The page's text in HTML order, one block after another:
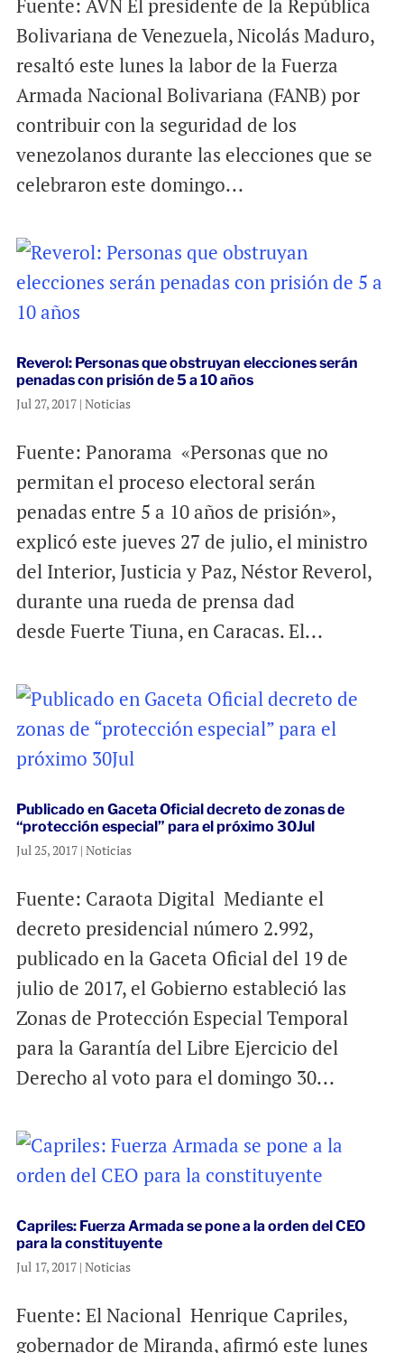
Fuente: AVN El presidente de la República
Bolivariana de Venezuela, Nicolás Maduro,
resaltó este lunes la labor de la Fuerza
Armada Nacional Bolivariana (FANB) por
contribuir con la seguridad de los
venezolanos durante las elecciones que se
celebraron este domingo...
Reverol: Personas que obstruyan elecciones serán
penadas con prisión de 5 a 10 años
Jul 27, 2017| Noticias
Fuente: Panorama «Personas que no
permitan el proceso electoral serán
penadas entre 5 a 10 años de prisión»,
explicó este jueves 27 de julio, el ministro
del Interior, Justicia y Paz, Néstor Reverol,
durante una rueda de prensa dad
desde Fuerte Tiuna, en Caracas. El...
Publicado en Gaceta Oficial decreto de zonas de
“protección especial” para el próximo 30Jul
Jul 25, 2017| Noticias
Fuente: Caraota Digital Mediante el
decreto presidencial número 2.992,
publicado en la Gaceta Oficial del 19 de
julio de 2017, el Gobierno estableció las
Zonas de Protección Especial Temporal
para la Garantía del Libre Ejercicio del
Derecho al voto para el domingo 30...
Capriles: Fuerza Armada se pone a la orden del CEO
para la constituyente
Jul 17, 2017| Noticias
Fuente: El Nacional Henrique Capriles,
gobernador de Miranda, afirmó este lunes